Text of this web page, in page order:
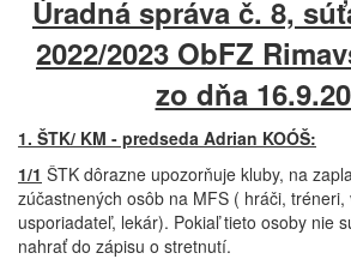
I. trieda dorast U19
I. Trieda U15 sk.A a B
Prípravka U10
Tlačivá
Delegačné listy
Galérie
Kontakt
Úradná správa č. 8,
2022/2023 ObFZ
zo dňa
1. ŠTK/ KM - predseda Adrian KOÓŠ:
1/1 ŠTK dôrazne upozorňuje kluby, na
zúčastnených osôb na MFS ( hráči, tréneri,
usporiadateľ, lekár). Pokiaľ tieto osoby nie
nahrať do zápisu o stretnutí.